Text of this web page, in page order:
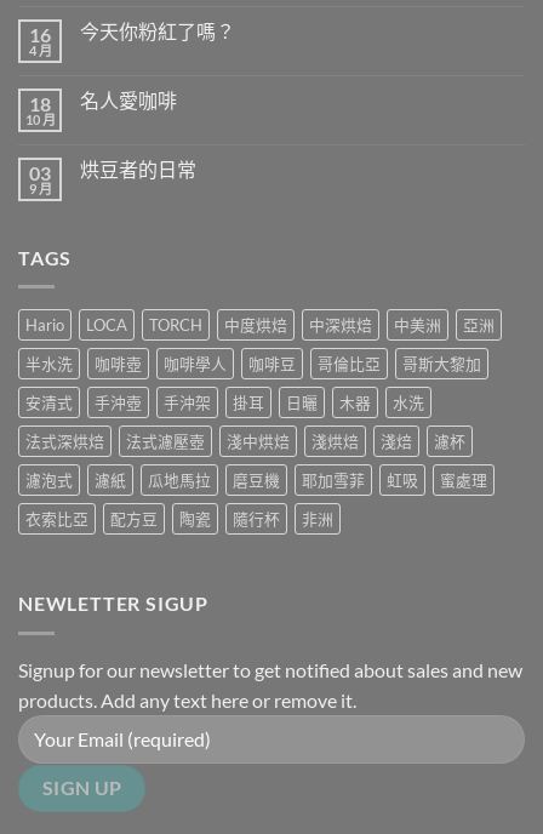
的
潘
16
4 月
今天你粉紅了嗎？
你
嗎？〉
中
言
18
10 月
名人愛咖啡
愛
言
03
9 月
烘豆者的日常
TAGS
Hario LOCA TORCH 中度烘焙 中深烘焙 中美洲
亞洲
半水洗
咖啡壺 咖啡學人 咖啡豆 哥倫比亞
哥斯大黎加
安清式
手沖壺 手沖架 掛耳 日曬 木器
水洗
法式深烘焙
法式濾壓壺 淺中烘焙 淺烘焙 淺焙
濾杯
濾泡式
濾紙 瓜地馬拉 磨豆機 耶加雪菲 虹吸
蜜處理
衣索比亞
配方豆 陶瓷 隨行杯 非洲
NEWLETTER SIGUP
Signup for our newsletter to get notified about sales and new
products. Add any text here or remove it.